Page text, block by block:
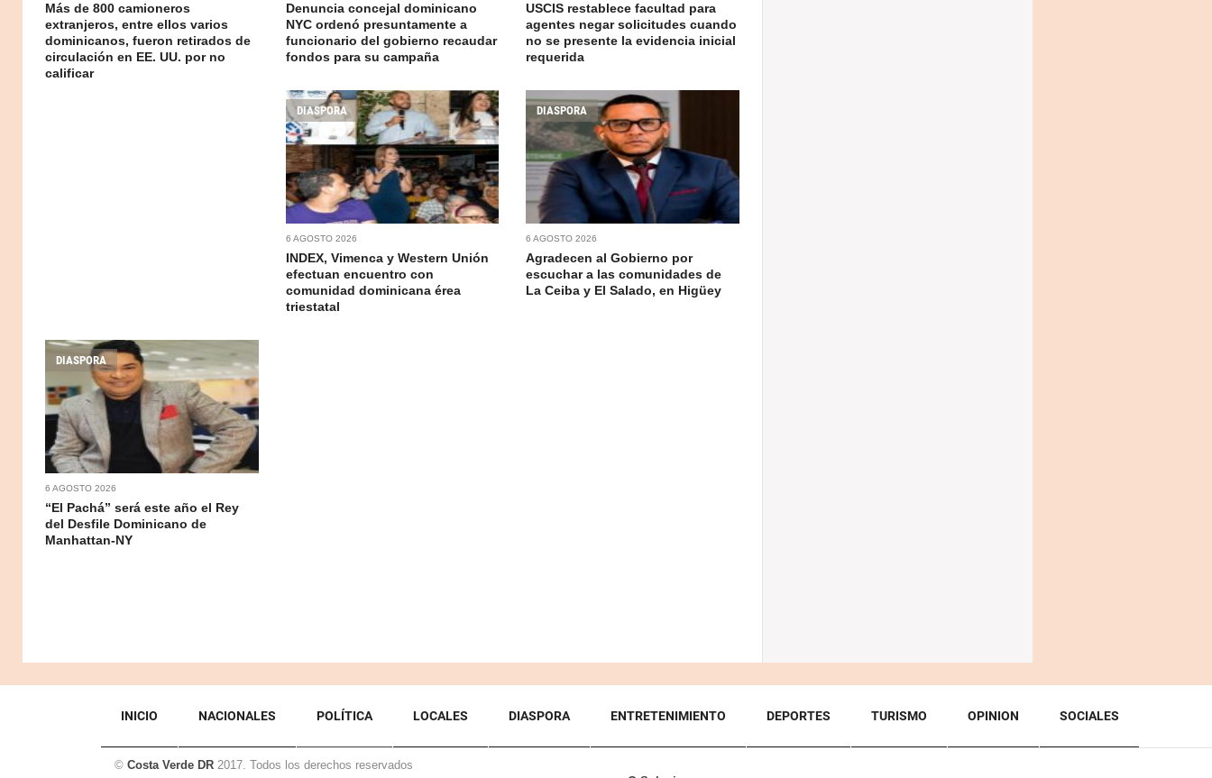
Más de 800 camioneros
extranjeros, entre ellos varios
dominicanos, fueron retirados de
circulación en EE. UU. por no
calificar
Denuncia concejal dominicano
NYC ordenó presuntamente a
funcionario del gobierno recaudar
fondos para su campaña
USCIS restablece facultad para
agentes negar solicitudes cuando
no se presente la evidencia inicial
requerida
DIASPORA
6 AGOSTO 2026
INDEX, Vimenca y Western Unión
efectuan encuentro con
comunidad dominicana érea
triestatal
DIASPORA
6 AGOSTO 2026
Agradecen al Gobierno por
escuchar a las comunidades de
La Ceiba y El Salado, en Higüey
DIASPORA
6 AGOSTO 2026
“El Pachá” será este año el Rey
del Desfile Dominicano de
Manhattan-NY
INICIO NACIONALES POLÍTICA LOCALES DIASPORA ENTRETENIMIENTO DEPORTES TURISMO OPINION SOCIALES
© Costa Verde DR 2017. Todos los derechos reservados